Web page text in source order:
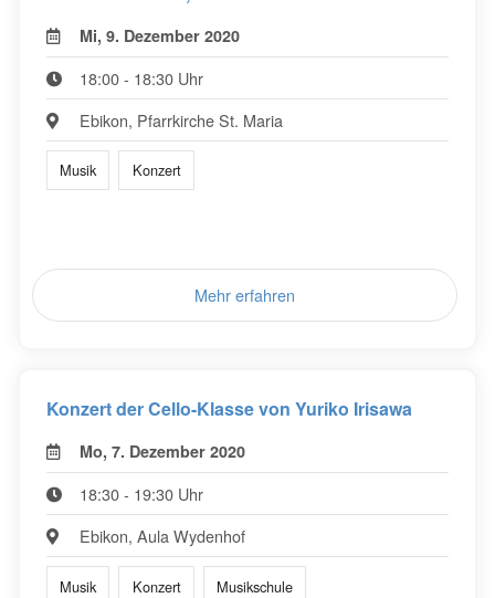
Mi, 9. Dezember 2020
18:00 - 18:30 Uhr
Ebikon, Pfarrkirche St. Maria
Musik Konzert
Mehr erfahren
Konzert der Cello-Klasse von Yuriko Irisawa
Mo, 7. Dezember 2020
18:30 - 19:30 Uhr
Ebikon, Aula Wydenhof
Musik Konzert Musikschule